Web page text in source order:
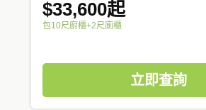
$33,600起
包10尺廚櫃+2尺廁櫃
立即查詢